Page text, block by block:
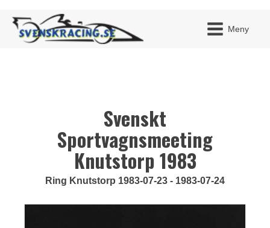
Meny
Svenskt
Sportvagnsmeeting
Knutstorp 1983
Ring Knutstorp 1983-07-23 - 1983-07-24